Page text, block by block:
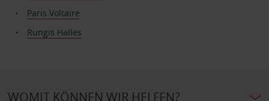
Paris Voltaire
Rungis Halles
WOMIT KÖNNEN WIR HELFEN?